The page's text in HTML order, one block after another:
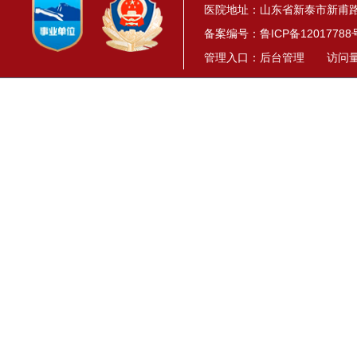
医院地址：山东省新泰市新甫
备案编号： 鲁ICP备12017788
管理入口： 后台管理 访问量